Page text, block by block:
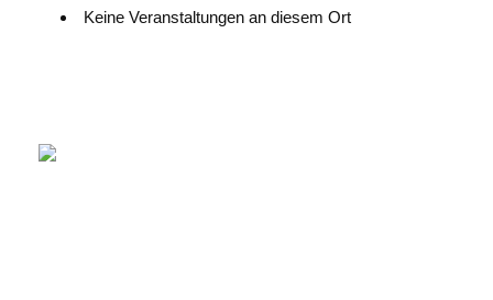
Keine Veranstaltungen an diesem Ort